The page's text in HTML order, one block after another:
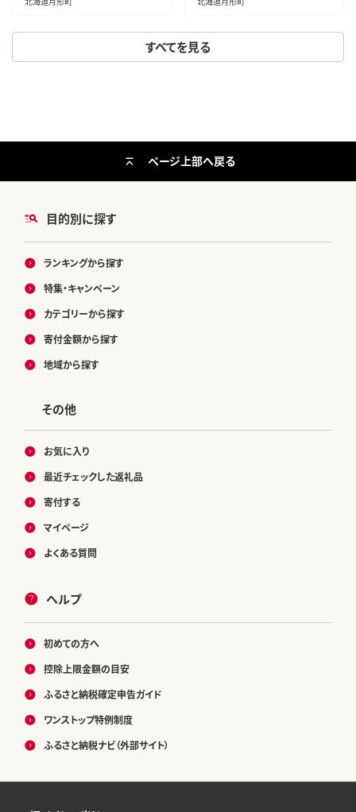
すべてを見る
目的別に探す
ランキングから探す
特集・キャンペーン
カテゴリーから探す
寄付金額から探す
地域から探す
その他
お気に入り
最近チェックした返礼品
寄付する
マイページ
よくある質問
ヘルプ
初めての方へ
控除上限金額の目安
ふるさと納税確定申告ガイド
ワンストップ特例制度
ふるさと納税ナビ（外部サイト）
ページ上部へ戻る